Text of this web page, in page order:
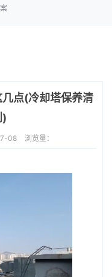
点(冷却塔保养清
)
08 浏览量：